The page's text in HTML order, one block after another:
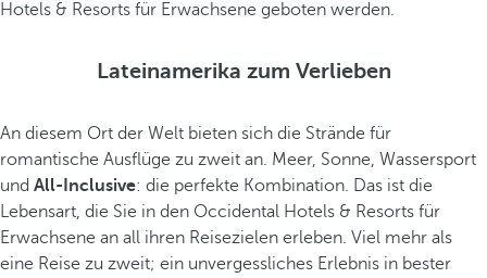
Hotels & Resorts für Erwachsene geboten werden.
Lateinamerika zum Verlieben
An diesem Ort der Welt bieten sich die Strände für
romantische Ausflüge zu zweit an. Meer, Sonne, Wassersport
und All-Inclusive: die perfekte Kombination. Das ist die
Lebensart, die Sie in den Occidental Hotels & Resorts für
Erwachsene an all ihren Reisezielen erleben. Viel mehr als
eine Reise zu zweit; ein unvergessliches Erlebnis in bester